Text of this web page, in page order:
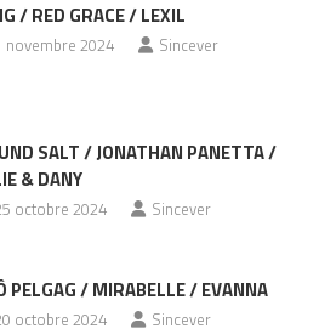
/ RED GRACE / LEXIL
novembre 2024 Sincever
SALT / JONATHAN PANETTA /
& DANY
octobre 2024 Sincever
PELGAG / MIRABELLE / EVANNA
octobre 2024 Sincever